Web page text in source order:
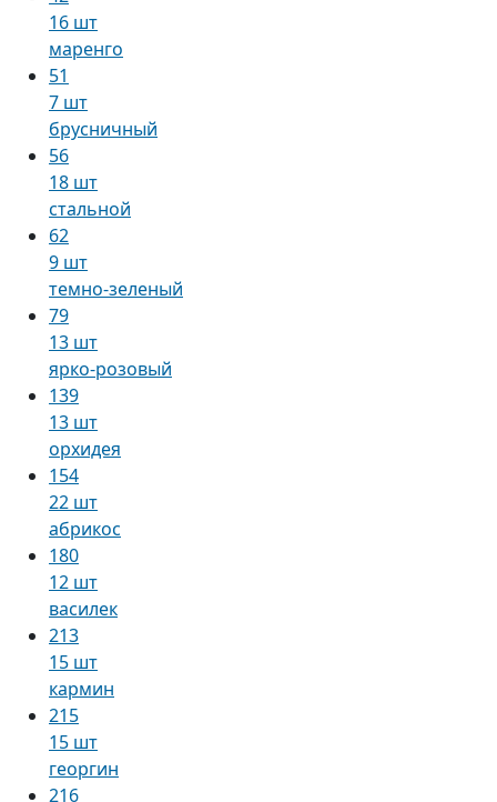
16 шт
маренго
51
7 шт
брусничный
56
18 шт
стальной
62
9 шт
темно-зеленый
79
13 шт
ярко-розовый
139
13 шт
орхидея
154
22 шт
абрикос
180
12 шт
василек
213
15 шт
кармин
215
15 шт
георгин
216